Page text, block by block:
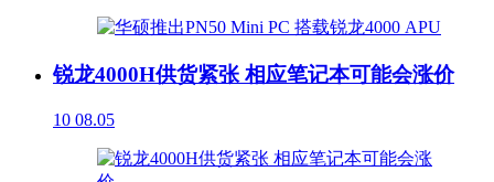
锐龙4000H供货紧张 相应笔记本可能会涨价
10 08.05